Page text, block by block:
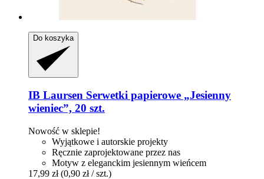
Do koszyka
IB Laursen Serwetki papierowe „Jesienny
wieniec”, 20 szt.
Nowość w sklepie!
Wyjątkowe i autorskie projekty
Ręcznie zaprojektowane przez nas
Motyw z eleganckim jesiennym wieńcem
17,99 zł (0,90 zł / szt.)